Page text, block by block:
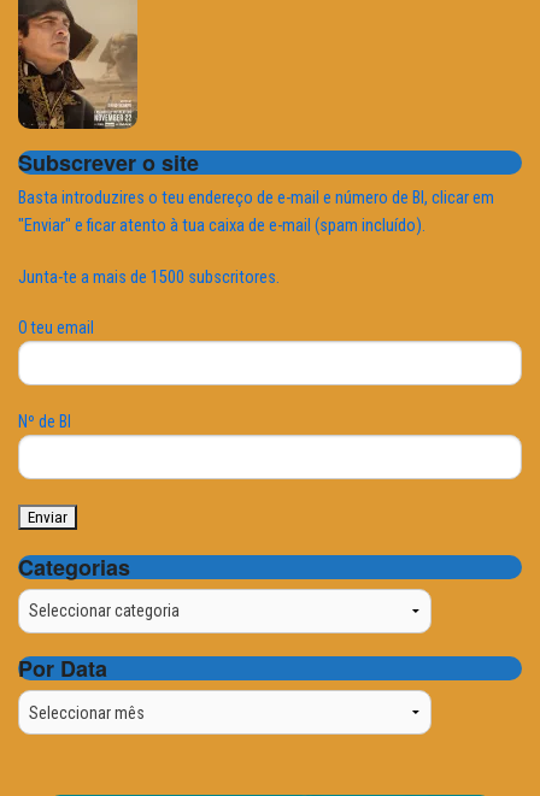
Subscrever o site
Basta introduzires o teu endereço de e-mail e número de BI, clicar em
"Enviar" e ficar atento à tua caixa de e-mail (spam incluído).
Junta-te a mais de 1500 subscritores.
O teu email
Nº de BI
Categorias
Categorias
Por Data
Por
Data